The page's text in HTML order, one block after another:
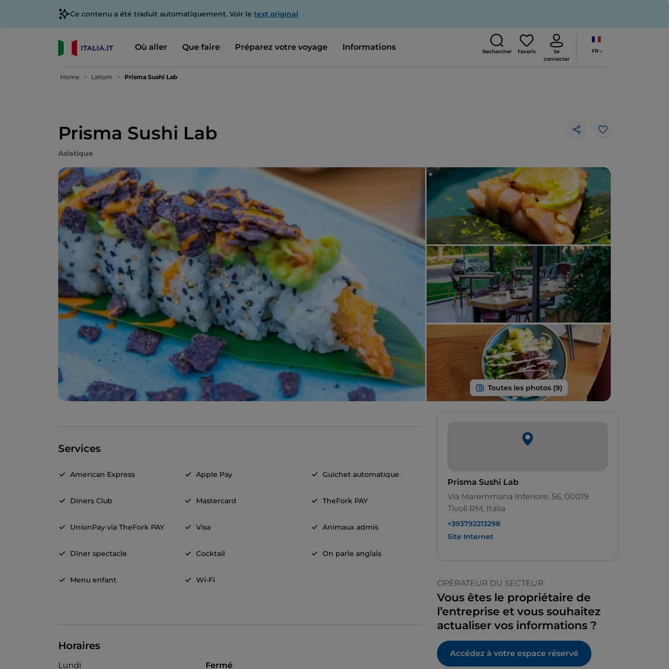
Ce contenu a été traduit automatiquement. Voir le text original
Où aller Que faire Préparez votre voyage Informations Rechercher Favoris
Se
connecter
FR
Home Latium Prisma Sushi Lab
Prisma Sushi Lab J’aime
Asiatique
Services
American Express Apple Pay Guichet automatique
Diners Club Mastercard TheFork PAY
UnionPay via TheFork PAY Visa Animaux admis
Dîner spectacle Cocktail On parle anglais
Menu enfant Wi-Fi
Horaires
Lundi Fermé
Prisma Sushi Lab
Via Maremmana Inferiore, 56, 00019
Tivoli RM, Italia
+393792213298
Site Internet
OPÉRATEUR DU SECTEUR
Vous êtes le propriétaire de
l’entreprise et vous souhaitez
actualiser vos informations ?
Accédez à votre espace réservé